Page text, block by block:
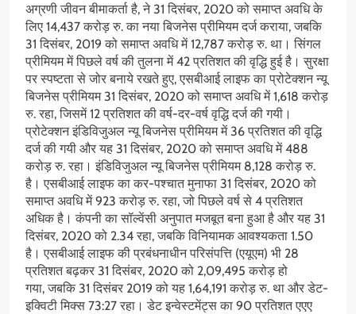
अग्रणी जीवन बीमाकर्ता है, ने 31 दिसंबर, 2020 को समाप्‍त अवधि के
लिए 14,437 करोड़ रु. का नया बिजनेस प्रीमियम दर्ज कराया, जबकि
31 दिसंबर, 2019 को समाप्‍त अवधि में 12,787 करोड़ रु. था। सिंगल
प्रीमियम में पिछले वर्ष की तुलना में 42 प्रतिशत की वृद्धि हुई है। सुरक्षा
पर स्‍पष्‍टता से जोर बनाये रखते हुए, एसबीआई लाइफ का प्रोटेक्‍शन न्‍यू
बिजनेस प्रीमियम 31 दिसंबर, 2020 को समाप्‍त अवधि में 1,618 करोड़
रु. रहा, जिसमें 12 प्रतिशत की वर्ष-दर-वर्ष वृद्धि दर्ज की गयी।
प्रोटेक्‍शन इंडिविजुअल न्‍यू बिजनेस प्रीमियम में 36 प्रतिशत की वृद्धि
दर्ज की गयी और यह 31 दिसंबर, 2020 को समाप्‍त अवधि में 488
करोड़ रु. रहा। इंडिविजुअल न्‍यू बिजनेस प्रीमियम 8,128 करोड़ रु.
है। एसबीआई लाइफ का कर-पश्‍चात मुनाफा 31 दिसंबर, 2020 को
समाप्‍त अवधि में 923 करोड़ रु. रहा, जो पिछले वर्ष से 4 प्रतिशत
अधिक है। कंपनी का सॉल्‍वेंसी अनुपात मजबूत बना हुआ है और यह 31
दिसंबर, 2020 को 2.34 रहा, जबकि विनियामक आवश्‍यकता 1.50
है। एसबीआई लाइफ की प्रबंधनाधीन परिसंपत्ति (एयूएम) भी 28
प्रतिशत बढ़कर 31 दिसंबर, 2020 को 2,09,495 करोड़ हो
गया, जबकि 31 दिसंबर 2019 को यह 1,64,191 करोड़ रु. था और डेट-
इक्विटी मिक्‍स 73:27 रहा। डेट इन्‍वेस्‍टमेंट्स का 90 प्रतिशत एएए